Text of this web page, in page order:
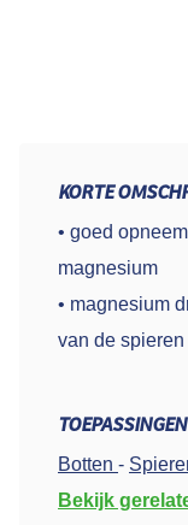
KORTE
• goed
magnesium
• magnesium
van de spieren
TOEPASSINGEN
Botten -
Bekijk